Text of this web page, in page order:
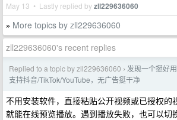
May 13 • Lastly replied byzll229636060
» More topics by zll229636060
zll229636060's recent replies
Replied to a topic by zll229636060 › 发现一个挺好
支持抖音/TikTok/YouTube，无广告挺干净
不用安装软件，直接粘贴公开视频或已授权的
就能在线预览播放。遇到播放失败，也可以切